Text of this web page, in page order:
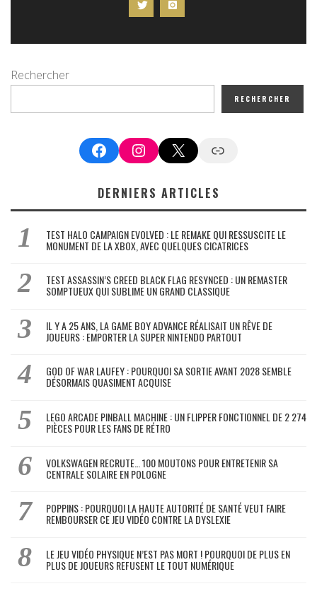
Rechercher
RECHERCHER
FacebookInstagram
X Google News
DERNIERS ARTICLES
TEST HALO CAMPAIGN EVOLVED : LE REMAKE QUI RESSUSCITE LE
MONUMENT DE LA XBOX, AVEC QUELQUES CICATRICES
TEST ASSASSIN’S CREED BLACK FLAG RESYNCED : UN REMASTER
SOMPTUEUX QUI SUBLIME UN GRAND CLASSIQUE
IL Y A 25 ANS, LA GAME BOY ADVANCE RÉALISAIT UN RÊVE DE
JOUEURS : EMPORTER LA SUPER NINTENDO PARTOUT
GOD OF WAR LAUFEY : POURQUOI SA SORTIE AVANT 2028 SEMBLE
DÉSORMAIS QUASIMENT ACQUISE
LEGO ARCADE PINBALL MACHINE : UN FLIPPER FONCTIONNEL DE 2 274
PIÈCES POUR LES FANS DE RÉTRO
VOLKSWAGEN RECRUTE… 100 MOUTONS POUR ENTRETENIR SA
CENTRALE SOLAIRE EN POLOGNE
POPPINS : POURQUOI LA HAUTE AUTORITÉ DE SANTÉ VEUT FAIRE
REMBOURSER CE JEU VIDÉO CONTRE LA DYSLEXIE
LE JEU VIDÉO PHYSIQUE N’EST PAS MORT ! POURQUOI DE PLUS EN
PLUS DE JOUEURS REFUSENT LE TOUT NUMÉRIQUE